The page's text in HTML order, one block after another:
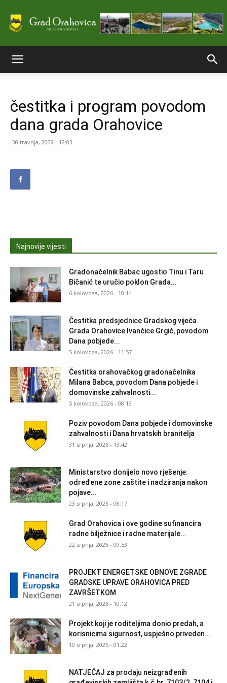
stranice
čestitka i program povodom
dana grada Orahovice
30 travnja, 2009 - 12:03
Najnovije vijesti
Gradonačelnik Babac ugostio Tinu i Taru
Bičanić te uručio poklon Grada...
6 kolovoza, 2026 - 10:14
Čestitka predsjednice Gradskog vijeća
Grada Orahovice Ivančice Grgić, povodom
Dana pobjede...
5 kolovoza, 2026 - 11:57
Čestitka orahovačkog gradonačelnika
Milana Babca, povodom Dana pobjede i
domovinske zahvalnosti...
5 kolovoza, 2026 - 08:13
Poziv povodom Dana pobjede i domovinske
zahvalnosti i Dana hrvatskih branitelja
31 srpnja, 2026 - 13:42
Ministarstvo donijelo novo rješenje:
određene zone zaštite i nadziranja nakon
pojave...
23 srpnja, 2026 - 08:17
Grad Orahovica i ove godine sufinancira
radne bilježnice i radne materijale...
22 srpnja, 2026 - 09:53
PROJEKT ENERGETSKE OBNOVE ZGRADE
GRADSKE UPRAVE ORAHOVICA PRED
ZAVRŠETKOM
21 srpnja, 2026 - 10:12
Projekt koji je roditeljima donio predah, a
korisnicima sigurnost, uspješno priveden...
10 srpnja, 2026 - 01:22
NATJEČAJ za prodaju neizgrađenih